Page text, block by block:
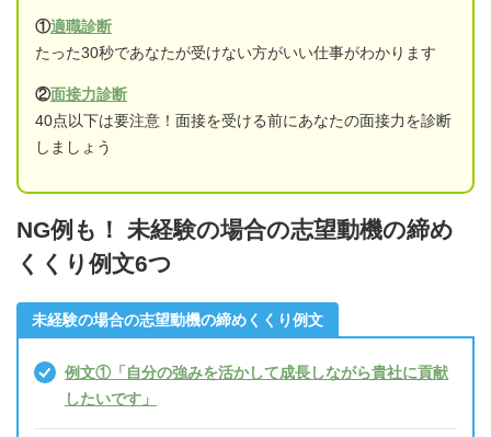
①適職診断
たった30秒であなたが受けない方がいい仕事がわかります
②面接力診断
40点以下は要注意！面接を受ける前にあなたの面接力を診断
しましょう
NG例も！ 未経験の場合の志望動機の締め
くくり例文6つ
未経験の場合の志望動機の締めくくり例文
例文①「自分の強みを活かして成長しながら貴社に貢献
したいです」